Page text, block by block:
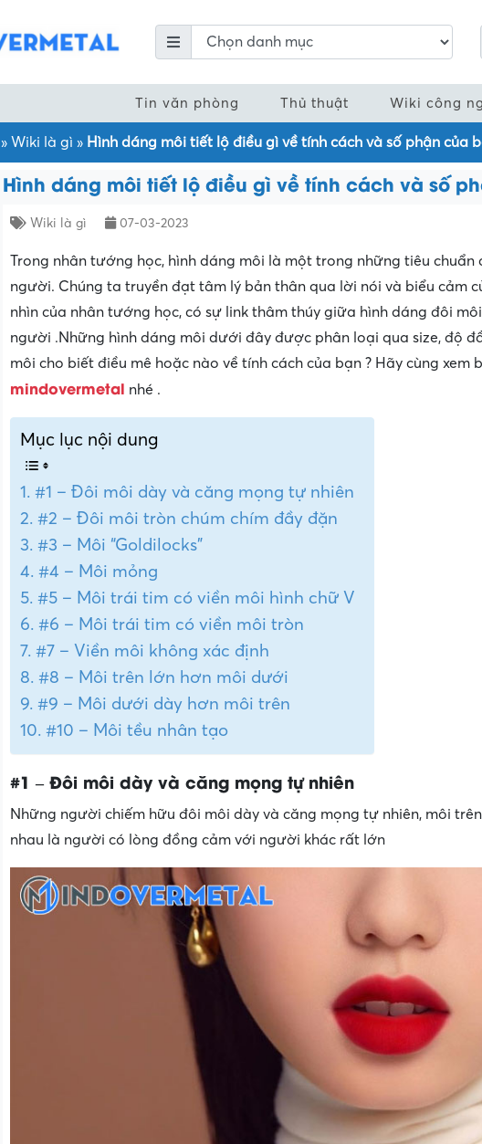
Tin văn phòng Thủ thuật Wiki công
» Wiki là gì » Hình dáng môi tiết lộ điều gì về tính cách và số phận của
Hình dáng môi tiết lộ điều gì về tính cách và số
Wiki là gì 07-03-2023
Trong nhân tướng học, hình dáng môi là một trong những tiêu chuẩn
người. Chúng ta truyền đạt tâm lý bản thân qua lời nói và biểu cảm
nhìn của nhân tướng học, có sự link thâm thúy giữa hình dáng đôi
người .Những hình dáng môi dưới đây được phân loại qua size, độ
môi cho biết điều mê hoặc nào về tính cách của bạn ? Hãy cùng xem
mindovermetal nhé .
Mục lục nội dung
#1 – Đôi môi dày và căng mọng tự nhiên
#2 – Đôi môi tròn chúm chím đầy đặn
#3 – Môi “Goldilocks”
#4 – Môi mỏng
#5 – Môi trái tim có viền môi hình chữ V
#6 – Môi trái tim có viền môi tròn
#7 – Viền môi không xác định
#8 – Môi trên lớn hơn môi dưới
#9 – Môi dưới dày hơn môi trên
#10 – Môi tều nhân tạo
#1 – Đôi môi dày và căng mọng tự nhiên
Những người chiếm hữu đôi môi dày và căng mọng tự nhiên, môi
nhau là người có lòng đồng cảm với người khác rất lớn